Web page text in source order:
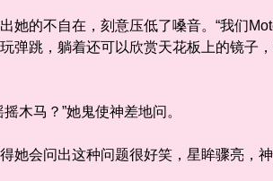
的不自在，刻意压低了嗓音。“我们
弹跳，躺着还可以欣赏天花板上的镜子
马？”她鬼使神差地问。
会问出这种问题很好笑，星眸骤亮，神